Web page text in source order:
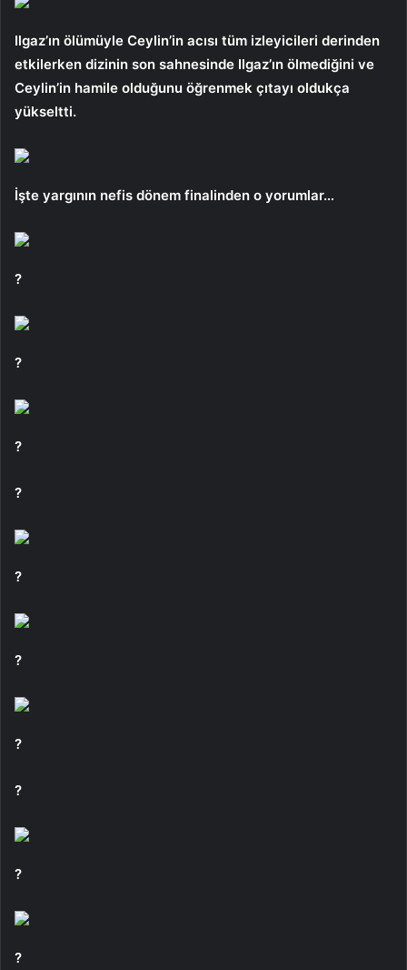
Ilgaz’ın ölümüyle Ceylin’in acısı tüm izleyicileri derinden
etkilerken dizinin son sahnesinde Ilgaz’ın ölmediğini ve
Ceylin’in hamile olduğunu öğrenmek çıtayı oldukça
yükseltti.
İşte yargının nefis dönem finalinden o yorumlar…
?
?
?
?
?
?
?
?
?
?